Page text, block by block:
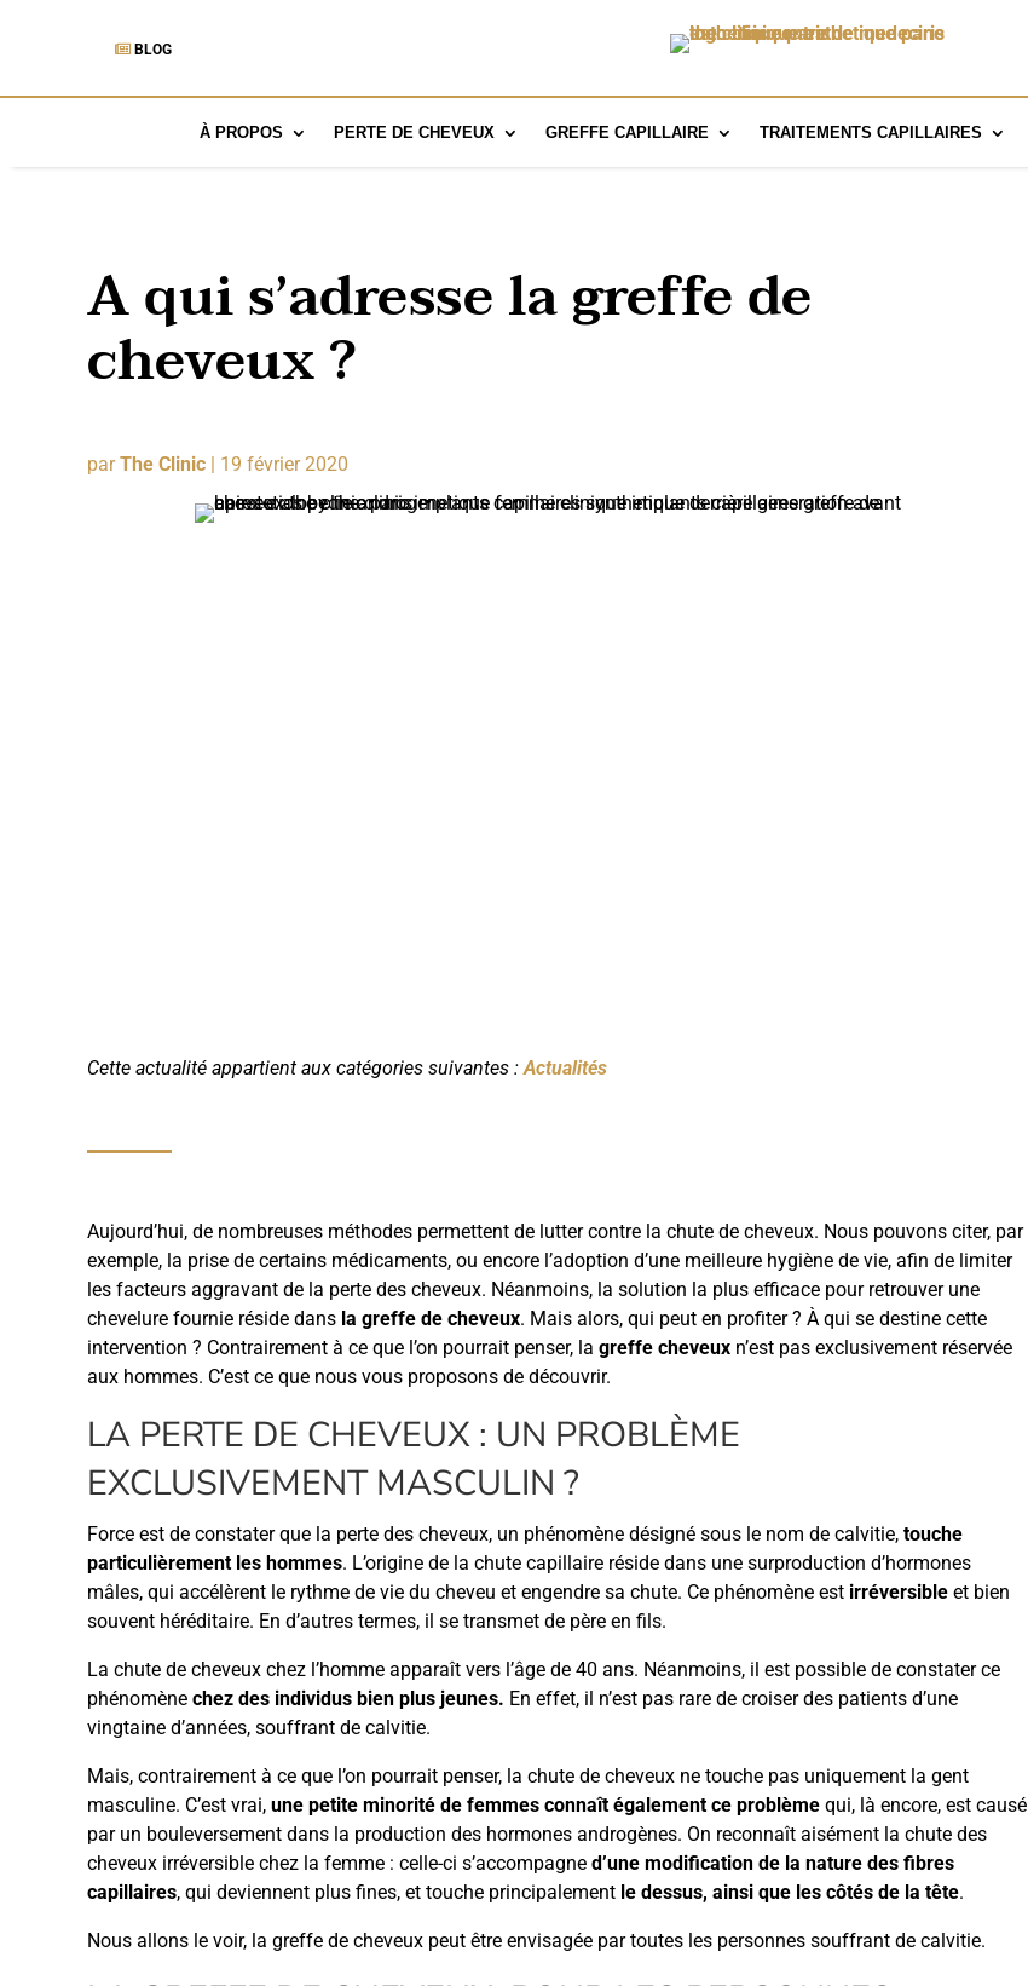
BLOG
À PROPOS PERTE DE CHEVEUX GREFFE CAPILLAIRE TRAITEMENTS CAPILLAIRES
A qui s’adresse la greffe de
cheveux ?
parThe Clinic | 19 février 2020
Cette actualité appartient aux catégories suivantes :Actualités
Aujourd’hui, de nombreuses méthodes permettent de lutter contre la chute de cheveux. Nous pouvons citer, par
exemple, la prise de certains médicaments, ou encore l’adoption d’une meilleure hygiène de vie, afin de limiter
les facteurs aggravant de la perte des cheveux. Néanmoins, la solution la plus efficace pour retrouver une
chevelure fournie réside dans la greffe de cheveux. Mais alors, qui peut en profiter ? À qui se destine cette
intervention ? Contrairement à ce que l’on pourrait penser, la greffe cheveux n’est pas exclusivement réservée
aux hommes. C’est ce que nous vous proposons de découvrir.
LA PERTE DE CHEVEUX : UN PROBLÈME
EXCLUSIVEMENT MASCULIN ?
Force est de constater que la perte des cheveux, un phénomène désigné sous le nom de calvitie, touche
particulièrement les hommes. L’origine de la chute capillaire réside dans une surproduction d’hormones
mâles, qui accélèrent le rythme de vie du cheveu et engendre sa chute. Ce phénomène est irréversible et bien
souvent héréditaire. En d’autres termes, il se transmet de père en fils.
La chute de cheveux chez l’homme apparaît vers l’âge de 40 ans. Néanmoins, il est possible de constater ce
phénomène chez des individus bien plus jeunes. En effet, il n’est pas rare de croiser des patients d’une
vingtaine d’années, souffrant de calvitie.
Mais, contrairement à ce que l’on pourrait penser, la chute de cheveux ne touche pas uniquement la gent
masculine. C’est vrai, une petite minorité de femmes connaît également ce problème qui, là encore, est causé
par un bouleversement dans la production des hormones androgènes. On reconnaît aisément la chute des
cheveux irréversible chez la femme : celle-ci s’accompagne d’une modification de la nature des fibres
capillaires, qui deviennent plus fines, et touche principalement le dessus, ainsi que les côtés de la tête.
Nous allons le voir, la greffe de cheveux peut être envisagée par toutes les personnes souffrant de calvitie.